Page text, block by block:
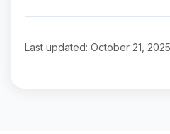
Last updated: October 21, 2025